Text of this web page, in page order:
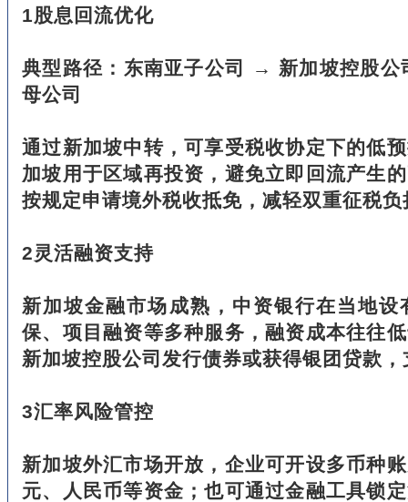
1股息回流优化
典型路径：东南亚子公司 → 新加坡控股
母公司
通过新加坡中转，可享受税收协定下的低
加坡用于区域再投资，避免立即回流产生
按规定申请境外税收抵免，减轻双重征税负
2灵活融资支持
新加坡金融市场成熟，中资银行在当地
保、项目融资等多种服务，融资成本往往
新加坡控股公司发行债券或获得银团贷款
3汇率风险管控
新加坡外汇市场开放，企业可开设多币种
元、人民币等资金；也可通过金融工具锁